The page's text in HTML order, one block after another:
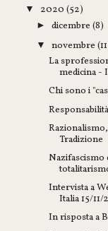
▼ 2020 (52)
►dicembre(8)
▼novembre
La
medicina -
Chi sono i
Tradizione
Nazifascismo
Intervista a
Italia 15/
In risposta a